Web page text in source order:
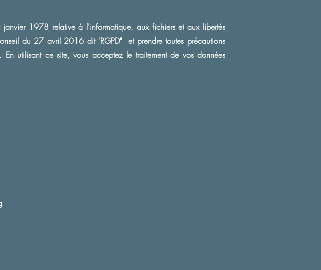
1978 relative à l'informatique, aux fichiers et aux libertés
du 27 avril 2016 dit "RGPD" et prendre toutes précautions
En utilisant ce site, vous acceptez le traitement de vos données